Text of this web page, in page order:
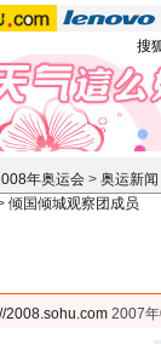
搜
年奥运会 > 奥运新闻
倾国倾城观察团成员
2008.sohu.com 2007